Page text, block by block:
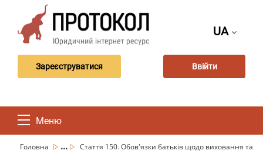
UA
Зареєструватися Ввійти
Меню
Головна ...
Стаття 150. Обов'язки батьків щодо виховання та